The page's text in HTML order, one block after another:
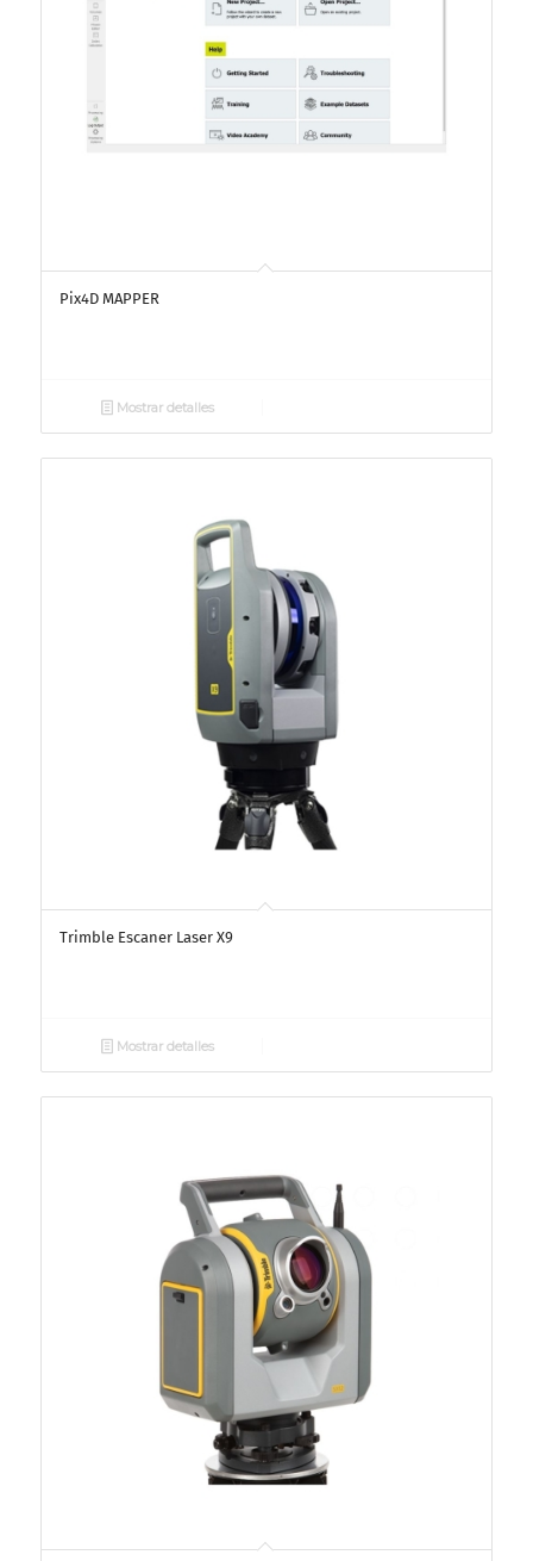
Pix4D MAPPER
Mostrar detalles
Trimble Escaner Laser X9
Mostrar detalles